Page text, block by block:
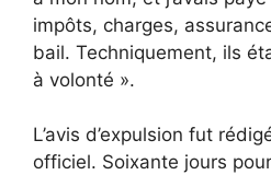
impôts, charges,
bail. Techniquement, ils
à volonté ».
L’avis d’expulsion fut
officiel. Soixante jours